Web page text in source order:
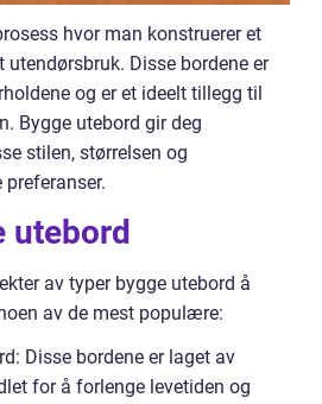
hvor man konstruerer et
utendørsbruk. Disse bordene er
og er et ideelt tillegg til
Bygge utebord gir deg
stilen, størrelsen og
utebord
av typer bygge utebord å
av de mest populære:
Disse bordene er laget av
for å forlenge levetiden og